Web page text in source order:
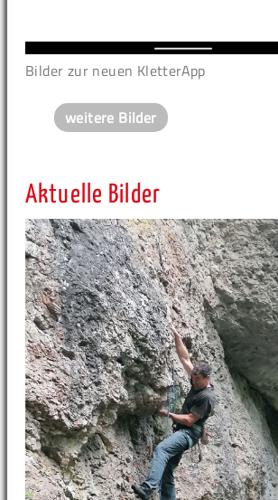
Bilder zur neuen KletterApp
weitere Bilder
Aktuelle Bilder